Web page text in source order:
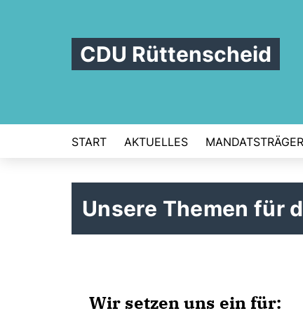
CDU Rüttenscheid
START AKTUELLES MANDATSTRÄGER
Unsere Themen für
Wir setzen uns ein für: